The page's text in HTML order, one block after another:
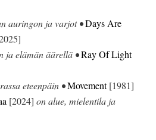
auringon ja varjot •Days Are
ja elämän äärellä •Ray Of Light
eteenpäin •Movement[1981]
[2024] on alue, mielentila ja